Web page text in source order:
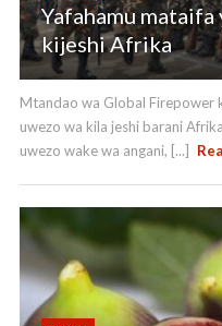
Yafahamu mataifa
kijeshi Afrika
Mtandao wa Global Firepower
uwezo wa kila jeshi barani
uwezo wake wa angani, [...]